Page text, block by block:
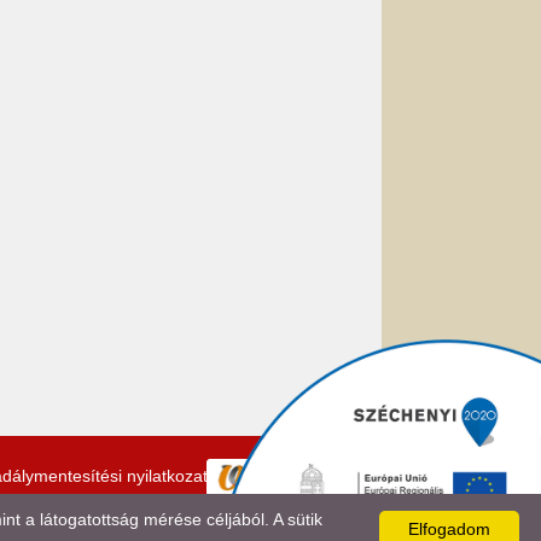
nyilatkozat
Elfogadom
a látogatottság mérése céljából. A sütik